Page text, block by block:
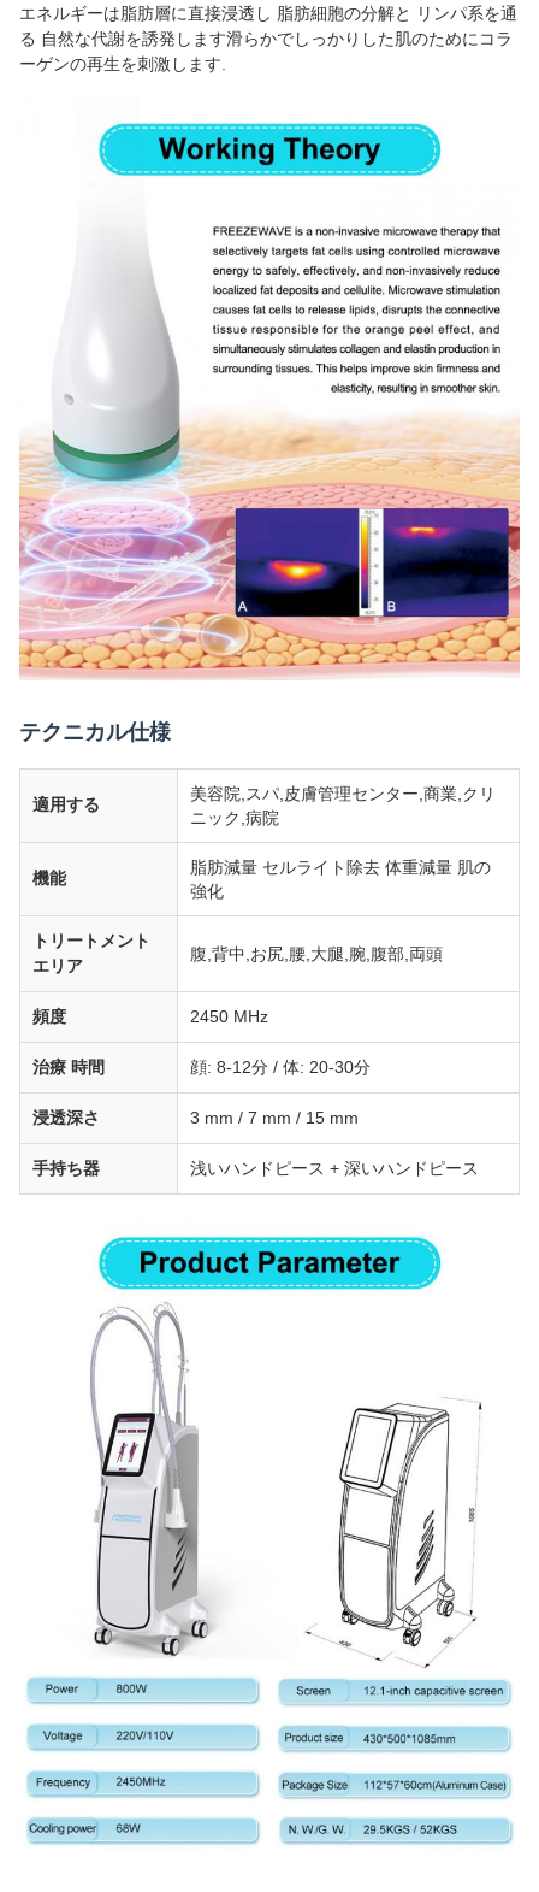
エネルギーは脂肪層に直接浸透し 脂肪細胞の分解と リンパ系を通
る 自然な代謝を誘発します滑らかでしっかりした肌のためにコラ
ーゲンの再生を刺激します.
テクニカル仕様
適用する
美容院,スパ,皮膚管理センター,商業,クリ
ニック,病院
機能
脂肪減量 セルライト除去 体重減量 肌の
強化
トリートメント
エリア
腹,背中,お尻,腰,大腿,腕,腹部,両頭
頻度 2450 MHz
治療 時間 顔: 8-12分 / 体: 20-30分
浸透深さ 3 mm / 7 mm / 15 mm
手持ち器 浅いハンドピース + 深いハンドピース